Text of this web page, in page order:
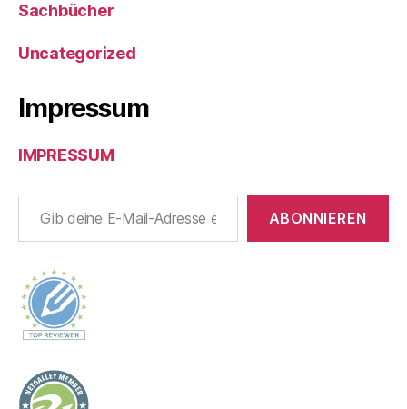
Sachbücher
Uncategorized
Impressum
IMPRESSUM
Gib deine E-Mail-Adresse ein ...
ABONNIEREN